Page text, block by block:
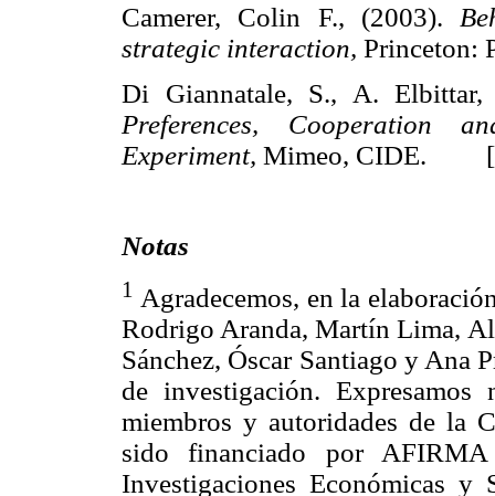
Camerer, Colin F., (2003).
strategic interaction,
Di Giannatale, S., A.
Preferences, Cooperation
Experiment, Mimeo, CIDE.
Notas
1 Agradecemos, en la
Rodrigo Aranda, Martín Lima,
Sánchez, Óscar Santiago y Ana
de investigación.
miembros y autoridades de la
sido financiado por
Investigaciones Económicas